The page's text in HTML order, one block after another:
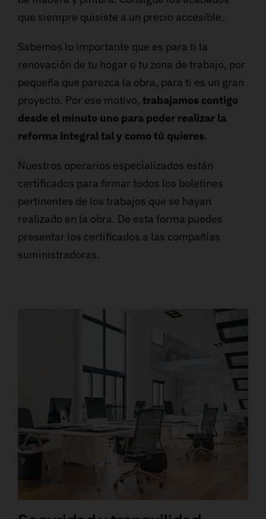
que siempre quisiste a un precio accesible.
Sabemos lo importante que es para ti la
renovación de tu hogar o tu zona de trabajo, por
pequeña que parezca la obra, para ti es un gran
proyecto. Por ese motivo, trabajamos contigo
desde el minuto uno para poder realizar la
reforma integral tal y como tú quieres.
Nuestros operarios especializados están
certificados para firmar todos los boletines
pertinentes de los trabajos que se hayan
realizado en la obra. De esta forma puedes
presentar los certificados a las compañías
suministradoras.